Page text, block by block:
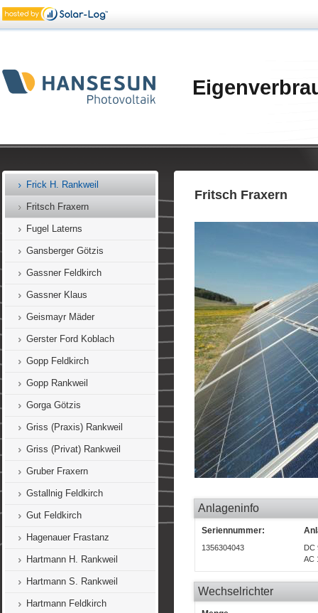
Facchin Feldkirch
Fehr Koblach
Fischer Satteins
Fitz Koblach
Frick H. Rankweil
Fritsch Fraxern
Fugel Laterns
Gansberger Götzis
Gassner Feldkirch
Gassner Klaus
Geismayr Mäder
Gerster Ford Koblach
Gopp Feldkirch
Gopp Rankweil
Gorga Götzis
Griss (Praxis) Rankweil
Griss (Privat) Rankweil
Gruber Fraxern
Gstallnig Feldkirch
Gut Feldkirch
Hagenauer Frastanz
Hartmann H. Rankweil
Hartmann S. Rankweil
Hartmann Feldkirch
Fritsch Fraxern
Anlageninfo
Seriennummer:
1356304043
DC
AC
Wechselrichter